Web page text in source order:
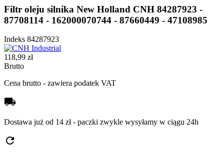
Filtr oleju silnika New Holland CNH 84287923 -
87708114 - 162000070744 - 87660449 - 47108985
Indeks 84287923
118,99 zł
Brutto
Cena brutto - zawiera podatek VAT
local_shipping
Dostawa już od 14 zł - paczki zwykle wysyłamy w ciągu 24h
refresh